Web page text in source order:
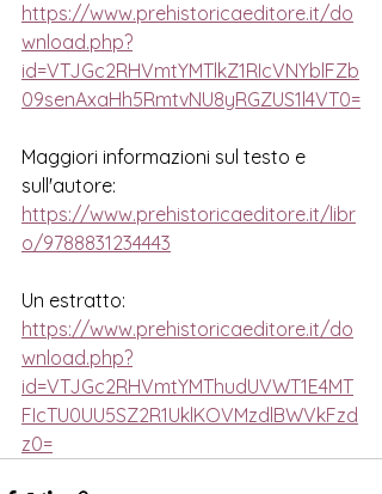
https://www.prehistoricaeditore.it/do
wnload.php?
id=VTJGc2RHVmtYMTlkZ1RIcVNYblFZb
09senAxaHh5RmtvNU8yRGZUS1l4VT0=
Maggiori informazioni sul testo e
sull'autore:
https://www.prehistoricaeditore.it/libr
o/9788831234443
Un estratto:
https://www.prehistoricaeditore.it/do
wnload.php?
id=VTJGc2RHVmtYMThudUVWT1E4MT
FIcTU0UU5SZ2R1UklKOVMzdlBWVkFzd
z0=